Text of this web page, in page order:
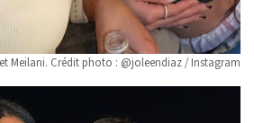
Meilani. Crédit photo : @joleendiaz / Instagram